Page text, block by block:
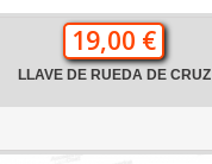
19,00 €
LLAVE DE RUEDA DE CRUZ